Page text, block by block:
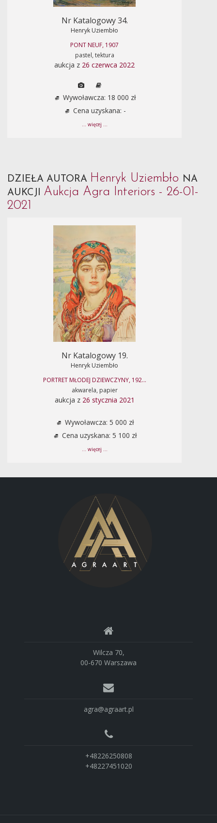
Nr Katalogowy 34.
Henryk Uziembło
PONT NEUF, 1907
pastel, tektura
aukcja z 26 czerwca 2022
Wywoławcza: 18 000 zł
Cena uzyskana: -
... więcej ...
DZIEŁA AUTORA Henryk Uziembło NA
AUKCJI Aukcja Agra Interiors - 26-01-
2021
Nr Katalogowy 19.
Henryk Uziembło
PORTRET MŁODEJ DZIEWCZYNY, 192...
akwarela, papier
aukcja z 26 stycznia 2021
Wywoławcza: 5 000 zł
Cena uzyskana: 5 100 zł
... więcej ...
Wilcza 70,
00-670 Warszawa
agra@agraart.pl
+48226250808
+48227451020